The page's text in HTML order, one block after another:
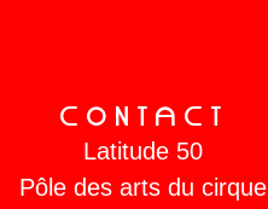
COnTaCT
Latitude 50
Pôle des arts du cirque